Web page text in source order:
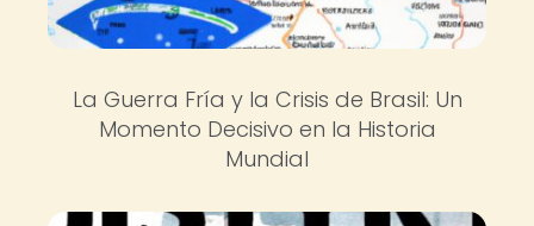
La Guerra Fría y la Crisis de Brasil: Un
Momento Decisivo en la Historia
Mundial